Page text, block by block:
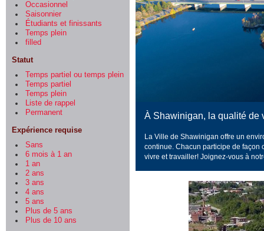
Occasionnel
Saisonnier
Étudiants et finissants
Temps plein
filled
Statut
Temps partiel ou temps plein
Temps partiel
Temps plein
Liste de rappel
Permanent
Expérience requise
Sans
6 mois à 1 an
1 an
2 ans
3 ans
4 ans
5 ans
Plus de 5 ans
Plus de 10 ans
À Shawinigan, la qualité de
La Ville de Shawinigan offre un
continue. Chacun participe de façon
vivre et travailler! Joignez-vous à